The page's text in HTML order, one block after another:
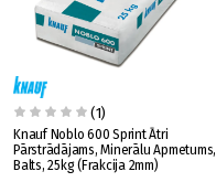
(1)
Knauf Noblo 600 Sprint Ātri
Pārstrādājams, Minerālu Apmetums,
Balts, 25kg (Frakcija 2mm)